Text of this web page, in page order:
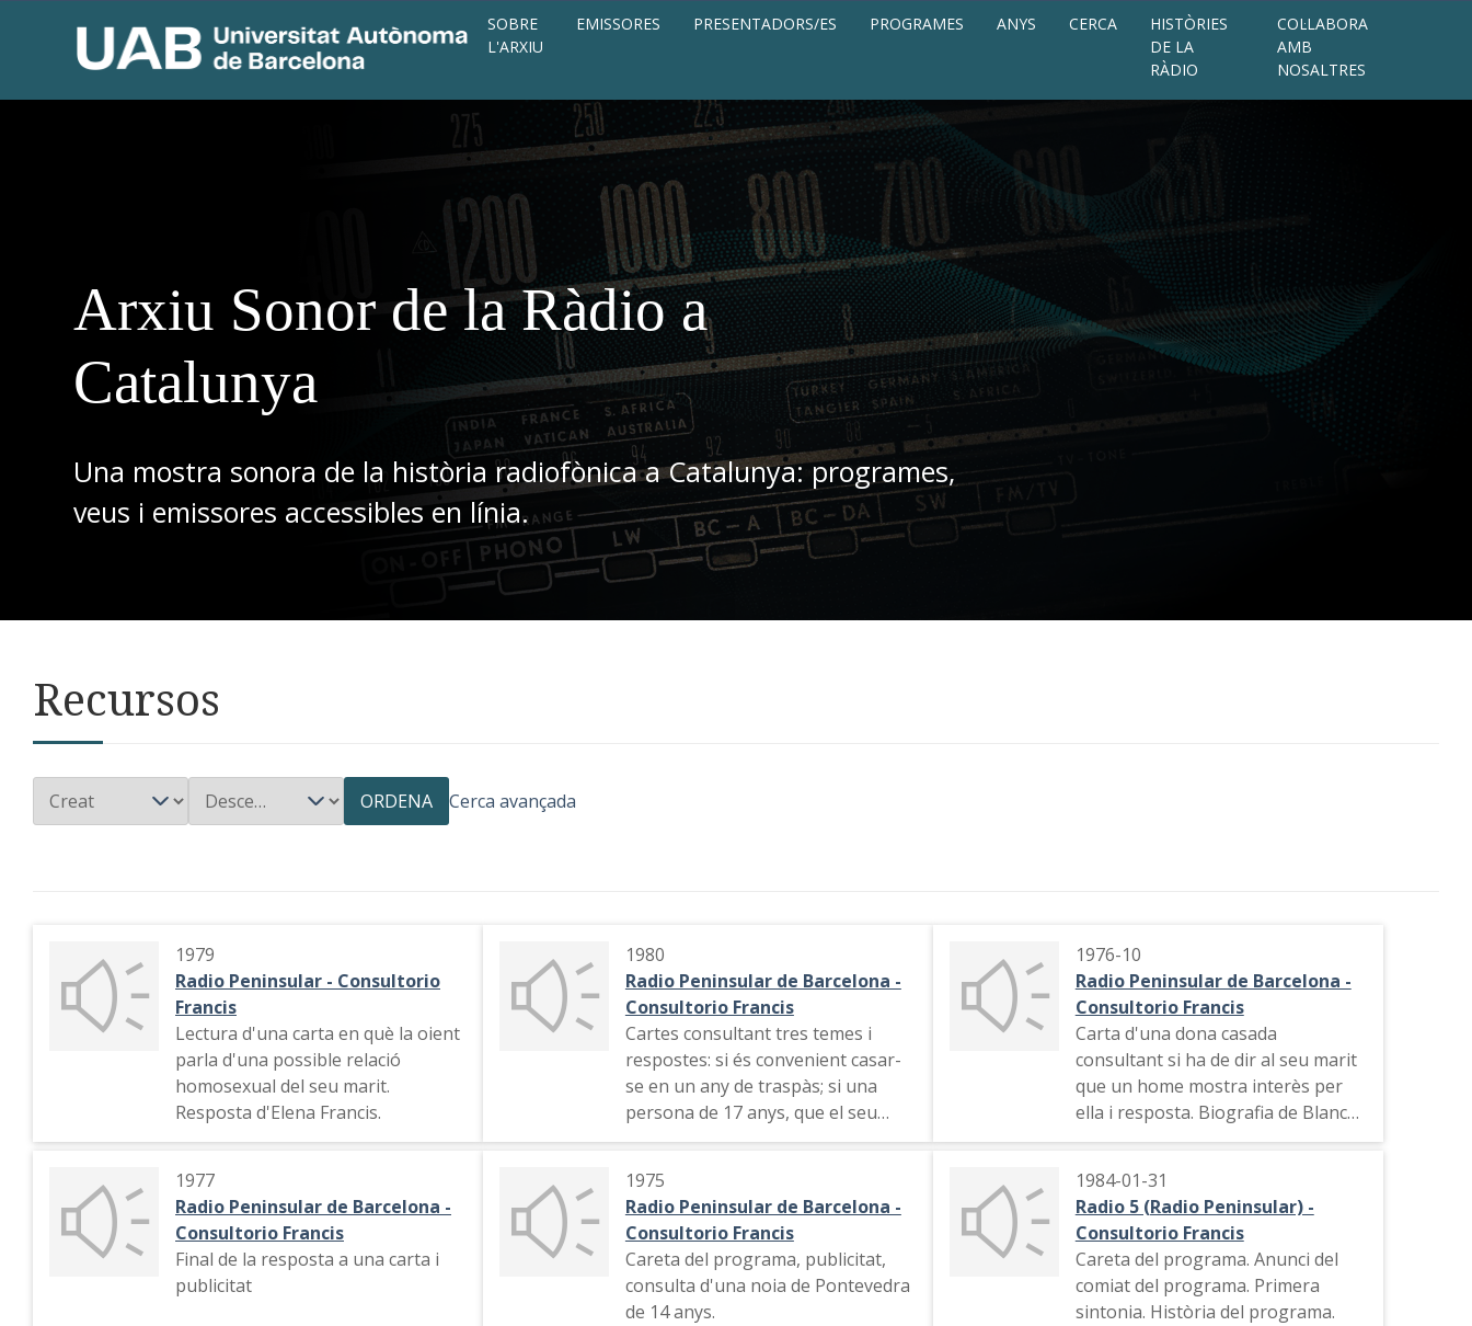
SOBRE
L'ARXIU
EMISSORES PRESENTADORS/ES PROGRAMES ANYS CERCA
HISTÒRIES
DE LA
RÀDIO
COL·LABORA
AMB
NOSALTRES
Arxiu Sonor de la Ràdio a
Catalunya
Una mostra sonora de la història radiofònica a Catalunya: programes,
veus i emissores accessibles en línia.
Recursos
ORDENA Cerca avançada
1979
Radio Peninsular - Consultorio
Francis
Lectura d'una carta en què la oient
parla d'una possible relació
homosexual del seu marit.
Resposta d'Elena Francis.
1980
Radio Peninsular de Barcelona -
Consultorio Francis
Cartes consultant tres temes i
respostes: si és convenient casar-
se en un any de traspàs; si una
persona de 17 anys, que el seu
pare la pega i té problemes a casa,
no pot disposar dels diners que
necessita. Publicitat i careta de
sortida
1976-10
Radio Peninsular de Barcelona -
Consultorio Francis
Carta d'una dona casada
consultant si ha de dir al seu marit
que un home mostra interès per
ella i resposta. Biografia de Blanca
de Navarra. Carta sobre si un
resposta. Publciitat. Consulta
sobre l'ús d'una crema cosmètica.
Publicitat. Consulta feta per dues
companyes de feina que estan
embarassades després d'una nit de
1977
Radio Peninsular de Barcelona -
Consultorio Francis
Final de la resposta a una carta i
publicitat
1975
Radio Peninsular de Barcelona -
Consultorio Francis
Careta del programa, publicitat,
consulta d'una noia de Pontevedra
de 14 anys.
1984-01-31
Radio 5 (Radio Peninsular) -
Consultorio Francis
Careta del programa. Anunci del
comiat del programa. Primera
sintonia. Història del programa.